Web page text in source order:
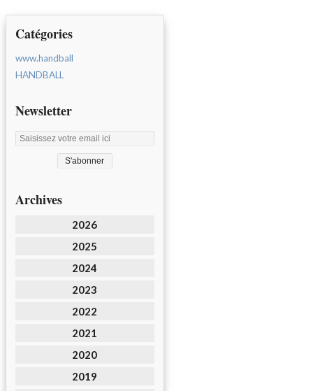
Catégories
www.handball
HANDBALL
Newsletter
Archives
2026
2025
2024
2023
2022
2021
2020
2019